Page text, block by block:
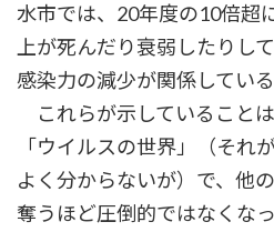
水市では、20年度の10倍超
上が死んだり衰弱したりし
感染力の減少が関係してい
これらが示していること
「ウイルスの世界」（それ
よく分からないが）で、他
奪うほど圧倒的ではなくな